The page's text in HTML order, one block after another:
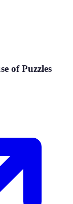
of Puzzles